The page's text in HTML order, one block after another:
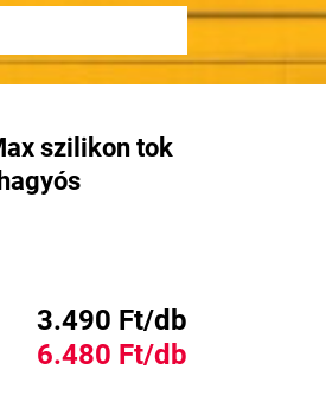
szilikon tok
3.490 Ft/db
6.480 Ft/db